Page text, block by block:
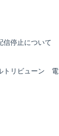
信停止について
トリビューン 電